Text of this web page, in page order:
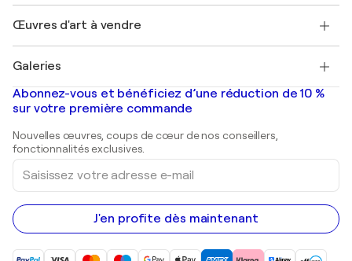
+33 1 76 44 06 42
Emplois
Découvrez une sélection d'art original
Marc Chagall
Banksy
Mr. Brainwash
Shepard Fairey
Œuvres d'art à vendre
Tableaux abstraits à vendre
Peintures de paysage
Estampes
Peintures acryliques
Galeries
Galeries d'art en France
Galeries d'art en Belgique
Abonnez-vous et bénéficiez d’une réduction de 10 %
sur votre première commande
Nouvelles œuvres, coups de cœur de nos conseillers,
fonctionnalités exclusives.
Saisissez
votre
adresse
e-
mail
J'en profite dès maintenant